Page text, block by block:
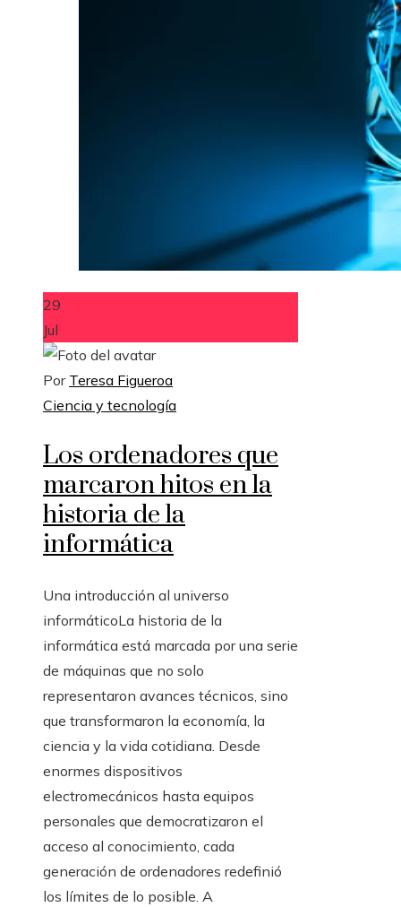
29
Jul
Por Teresa Figueroa
Ciencia y tecnología
Los ordenadores que
marcaron hitos en la
historia de la
informática
Una introducción al universo
informáticoLa historia de la
informática está marcada por una serie
de máquinas que no solo
representaron avances técnicos, sino
que transformaron la economía, la
ciencia y la vida cotidiana. Desde
enormes dispositivos
electromecánicos hasta equipos
personales que democratizaron el
acceso al conocimiento, cada
generación de ordenadores redefinió
los límites de lo posible. A